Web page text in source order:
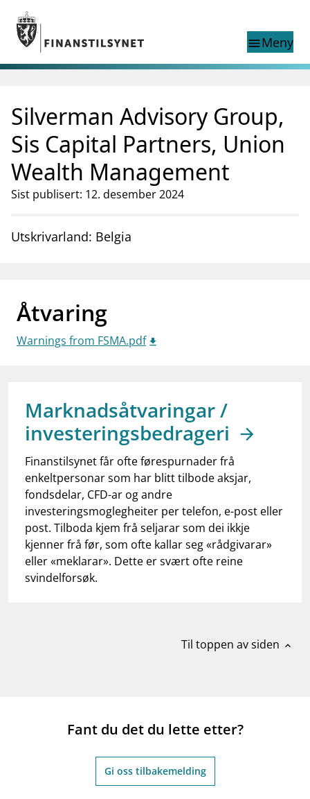
Gå til hovedinnhold
Gå til søkesiden
menuMeny
nettstedet
language
English
English
English home page
Tilsyn
Aktuelt
Finanstilsynets registre
Tema
supervisor_accountForbrukerinformasjon
work_outlineJobb hos oss
dashboardInformasjon for investorer
Silverman Advisory Group,
Sis Capital Partners, Union
Wealth Management
Sist publisert: 12. desember 2024
Utskrivarland: Belgia
Åtvaring
Warnings from FSMA.pdf
Marknadsåtvaringar /
investeringsbedrageri
Finanstilsynet får ofte førespurnader frå
enkeltpersonar som har blitt tilbode aksjar,
fondsdelar, CFD-ar og andre
investeringsmoglegheiter per telefon, e-post eller
post. Tilboda kjem frå seljarar som dei ikkje
kjenner frå før, som ofte kallar seg «rådgivarar»
eller «meklarar». Dette er svært ofte reine
svindelforsøk.
Til toppen av siden expand_less
Fant du det du lette etter?
Gi oss tilbakemelding